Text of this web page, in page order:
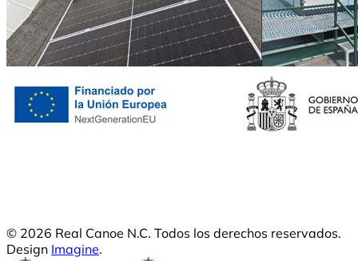
© 2026 Real Canoe N.C. Todos los derechos reservados.
Design Imagine.